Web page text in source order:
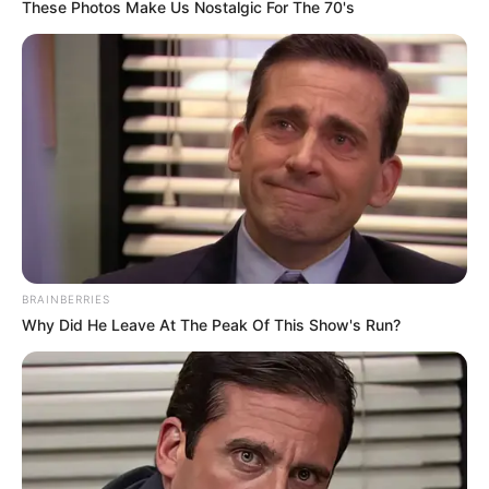
Συνέντευξη Alexander Dugin
σχολιάζοντας τον λόγο
Πούτιν: Είναι η έναρξη της
ΕΠΕΙΓΟΝ: Στην απόφαση
ΑΠΑΓΟΡΕΥΣΗΣ rapid test από
τον Ε.Ο.Φ αναγράφεται
καθαρά ότι...
Email address:
These Photos Make Us Nostalgic For The 70's
BRAINBERRIES
Why Did He Leave At The Peak Of This Show's Run?